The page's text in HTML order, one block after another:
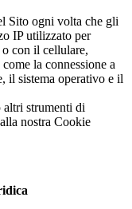
Sito ogni volta che gli
IP utilizzato per
con il cellulare,
la connessione a
il sistema operativo e il
altri strumenti di
nostra Cookie